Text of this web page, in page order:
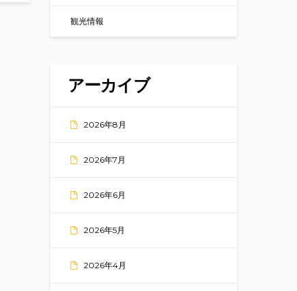
観光情報
アーカイブ
2026年8月
2026年7月
2026年6月
2026年5月
2026年4月